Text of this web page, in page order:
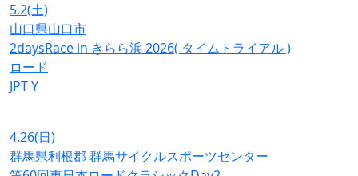
5.2(土)
山口県山口市
2daysRace in きらら浜 2026( タイムトライアル )
ロード
JPTY
4.26(日)
群馬県利根郡 群馬サイクルスポーツセンター